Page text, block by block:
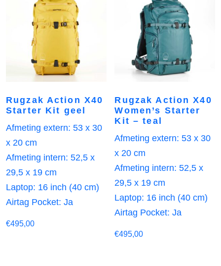
Rugzak Action X40
Starter Kit geel
Afmeting extern: 53 x 30
x 20 cm
Afmeting intern: 52,5 x
29,5 x 19 cm
Laptop: 16 inch (40 cm)
Airtag Pocket: Ja
€495,00
Rugzak Action X40
Women’s Starter
Kit – teal
Afmeting extern: 53 x 30
x 20 cm
Afmeting intern: 52,5 x
29,5 x 19 cm
Laptop: 16 inch (40 cm)
Airtag Pocket: Ja
€495,00